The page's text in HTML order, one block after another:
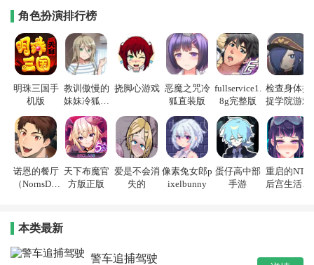
角色扮演排行榜
明珠三国手
机版
教训傲慢的
妹妹冷狐游
挠脚心游戏 恶魔之咒冷
狐直装版
fullservice1.
8g完整版
检查身体捕
捉学院游戏
诺恩的餐厅
（NornsDin
天下布魔官
方版正版
爱是不会消
失的
像素兔女郎p
ixelbunny
蛋仔高中部
手游
重启的NTR
后宫生活游
本类最新
警车追捕驾驶